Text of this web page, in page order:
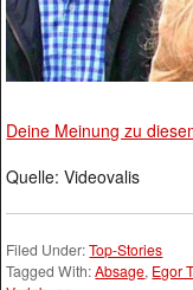
Deine Meinung zu
Quelle: Videovalis
Filed Under:Top-Stories
Tagged With:Absage, Egor